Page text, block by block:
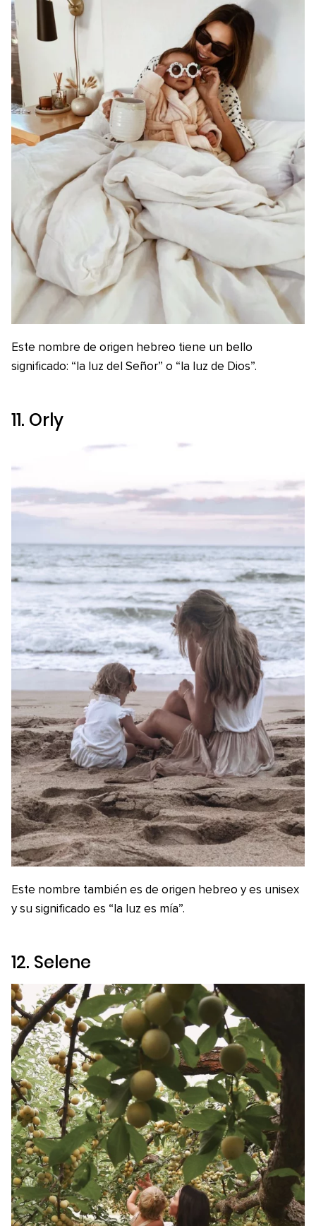
Este nombre de origen hebreo tiene un bello
significado: “la luz del Señor” o “la luz de Dios”.
11. Orly
Este nombre también es de origen hebreo y es unisex
y su significado es “la luz es mía”.
12. Selene